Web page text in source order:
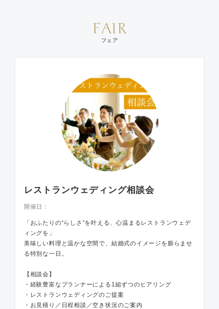
FAIR
フェア
レストランウェディング相談会
開催日：
「おふたりの“らしさ”を叶える、心温まるレストランウェデ
ィングを」
美味しい料理と温かな空間で、結婚式のイメージを膨らませ
る特別な一日。
【相談会】
・経験豊富なプランナーによる1組ずつのヒアリング
・レストランウェディングのご提案
・お見積り／日程相談／空き状況のご案内